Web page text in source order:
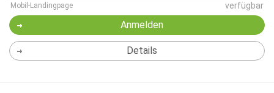
Mobil-Landingpage verfügbar
Anmelden
Details